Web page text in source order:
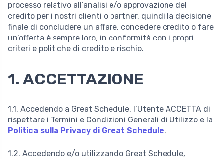
processo relativo all’analisi e/o approvazione del
credito per i nostri clienti o partner, quindi la decisione
finale di concludere un affare, concedere credito o fare
un’offerta è sempre loro, in conformità con i propri
criteri e politiche di credito e rischio.
1. ACCETTAZIONE
1.1. Accedendo a Great Schedule, l’Utente ACCETTA di
rispettare i Termini e Condizioni Generali di Utilizzo e la
Politica sulla Privacy di Great Schedule.
1.2. Accedendo e/o utilizzando Great Schedule,